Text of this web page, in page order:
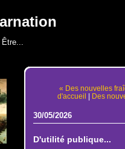
Être...
« Des nouvelles
d'accueil | Des
30/05/2026
D'utilité publique...